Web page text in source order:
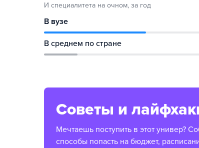
И специалитета на очном, за год
В вузе
В среднем по стране
Советы и
Мечтаешь поступить в этот универ?
способы попасть на бюджет,